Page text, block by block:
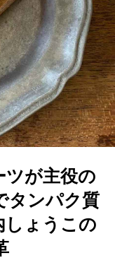
ツが主役の
タンパク質
しょうこの